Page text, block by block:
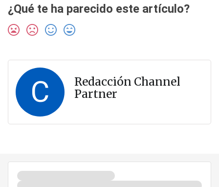
¿Qué te ha parecido este artículo?
C
Redacción Channel
Partner